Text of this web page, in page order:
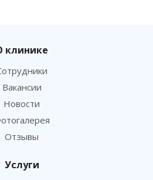
клинике
Вакансии
Новости
Отзывы
Услуги